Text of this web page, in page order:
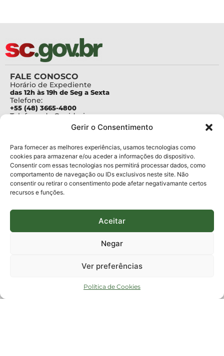
Gerir o Consentimento
Para fornecer as melhores experiências, usamos tecnologias como
cookies para armazenar e/ou aceder a informações do dispositivo.
Consentir com essas tecnologias nos permitirá processar dados, como
comportamento de navegação ou IDs exclusivos neste site. Não
consentir ou retirar o consentimento pode afetar negativamante certos
recursos e funções.
Aceitar
Negar
Ver preferências
Política de Cookies
FALE CONOSCO
Horário de Expediente
das 12h às 19h de Seg a Sexta
Telefone:
+55 (48) 3665-4800
Telefone da Ouvidoria
Para assuntos relacionados à Pesquisa
pesquisa@fapesc.sc.gov.br
Para assuntos relacionados à Inovação
inovacao@fapesc.sc.gov.br
Para assuntos relacionados à Bolsas
bolsas@fapesc.sc.gov.br
Para assuntos relacionados à Prestação de Contas
Para assuntos relacionados à Plataforma
plataforma@fapesc.sc.gov.br
Jair Artur da Silva dpo@fapesc.sc.gov.br 3665-4831
km 01, Módulo 12A, Edifício Fapesc / Celta, 5° andar